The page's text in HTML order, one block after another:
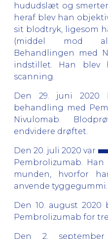
hududslæt og
heraf blev han
sit blodtryk, ligesom
(middel mod
Behandlingen med
indstillet. Han blev
scanning.
Den 29. juni 2020
behandling med
Nivulomab.
endvidere drøftet.
Den 20. juli 2020 var
Pembrolizumab.
munden, hvorfor
anvende tyggegummi.
Den 10. august 2020
Pembrolizumab for
Den 2.